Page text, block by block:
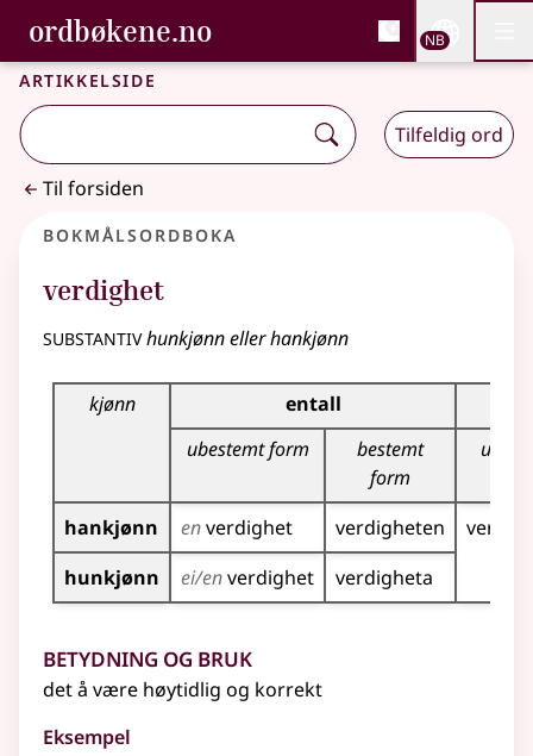
Gå til hovedinnhold
Tilgjengelighet
ordbøkene.no, Bokmålsordboka og
Bokmålsordboka og Nynorskordboka
NB
Artikkelside
Tilfeldig ord
Til forsiden
Bokmålsordboka
verdighet
substantivhunkjønn eller hankjønn
Bøyingstabell for dette substantivet
kjønn
entall
ubestemt form
bestemt
form
hankjønn
enverdighet verdigheten
hunkjønn
ei/enverdighet verdigheta
Betydning og bruk
det å være høytidlig og korrekt
Eksempel